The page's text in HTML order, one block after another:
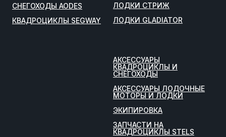
СНЕГОХОДЫ AODES
КВАДРОЦИКЛЫ SEGWAY
ЛОДКИ СТРИЖ
ЛОДКИ GLADIATOR
АКСЕССУАРЫ
КВАДРОЦИКЛЫ И
СНЕГОХОДЫ
АКСЕССУАРЫ ЛОДОЧНЫЕ
МОТОРЫ И ЛОДКИ
ЭКИПИРОВКА
ЗАПЧАСТИ НА
КВАДРОЦИКЛЫ STELS